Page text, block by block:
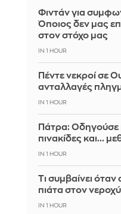
Φιντάν για
Όποιος δεν μας
στον στόχο μας
IN 1 HOUR
Πέντε νεκροί σε
ανταλλαγές
IN 1 HOUR
Πάτρα: Οδηγούσε
πινακίδες και...
IN 1 HOUR
Τι συμβαίνει
πιάτα στον
IN 1 HOUR